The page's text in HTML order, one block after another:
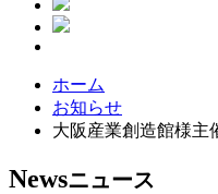
ホーム
お知らせ
大阪産業創造館様主
Newsニュース